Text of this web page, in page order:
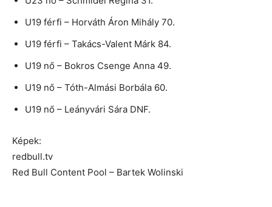
U19 férfi – Horváth Áron Mihály 70.
U19 férfi – Takács-Valent Márk 84.
U19 nő – Bokros Csenge Anna 49.
U19 nő – Tóth-Almási Borbála 60.
U19 nő – Leányvári Sára DNF.
Képek:
redbull.tv
Red Bull Content Pool – Bartek Wolinski